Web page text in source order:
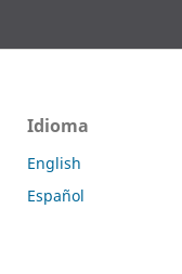
Idioma
English
Español